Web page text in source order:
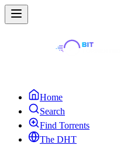
Home
Search
Find Torrents
The DHT